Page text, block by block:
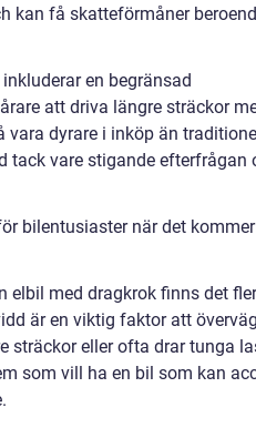
kan få skatteförmåner
en begränsad
att driva längre sträckor
dyrare i inköp än
tack vare stigande efterfrågan
bilentusiaster när det
elbil med dragkrok finns det
är en viktig faktor att
sträckor eller ofta drar tunga
som vill ha en bil som kan